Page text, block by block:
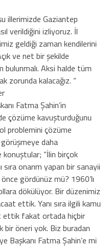
illerimizde Gaziantep
verildiğini izliyoruz. İl
geldiği zaman kendilerini
ve net bir şekilde
bulunmalı. Aksi halde tüm
zorunda kalacağız. “
Fatma Şahin’in
çözüme kavuşturduğunu
problemini çözüme
daha
konuştular; “İlin birçok
onarım yapan bir sanayii
gördünüz mü? 1960’lı
dökülüyor. Bir düzenimiz
ettik. Yanı sıra ilgili kamu
ettik fakat ortada hiçbir
bir öneri yok. Biz buradan
Başkanı Fatma Şahin’e mi